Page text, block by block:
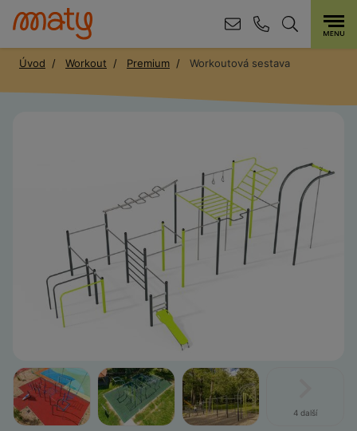
Úvod Workout Premium Workoutová sestava
4 další